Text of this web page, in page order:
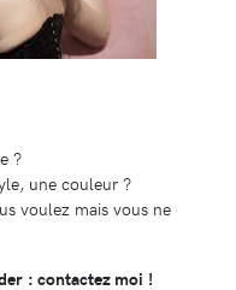
?
une couleur ?
voulez mais vous ne
: contactez moi !